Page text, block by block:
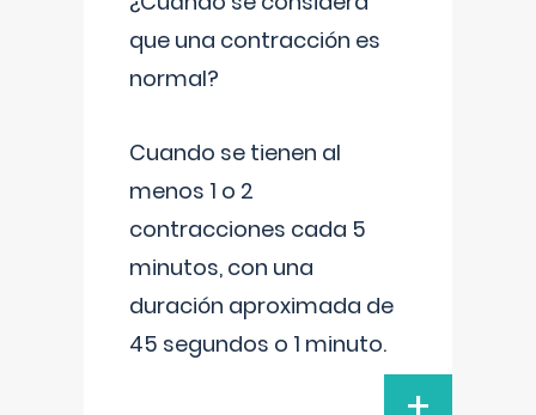
que una contracción es
normal?
Cuando se tienen al
menos 1 o 2
contracciones cada 5
minutos, con una
duración aproximada de
45 segundos o 1 minuto.